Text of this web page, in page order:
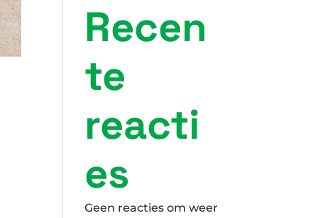
Recen
te
reacti
es
Geen reacties om weer